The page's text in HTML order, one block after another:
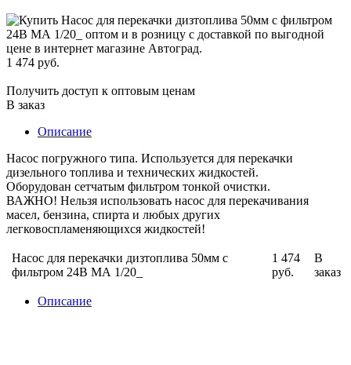
1 474 руб.
Получить доступ к оптовым ценам
В заказ
Описание
Насос погружного типа. Используется для перекачки
дизельного топлива и технических жидкостей.
Оборудован сетчатым фильтром тонкой очистки.
ВАЖНО! Нельзя использовать насос для перекачивания
масел, бензина, спирта и любых других
легковоспламеняющихся жидкостей!
Насос для перекачки дизтоплива 50мм с
фильтром 24В МА 1/20_
1 474
руб.
В
заказ
Описание